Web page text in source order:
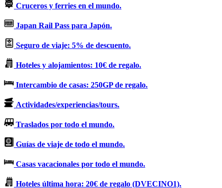
Cruceros y ferries en el mundo.
Japan Rail Pass para Japón.
Seguro de viaje: 5% de descuento.
Hoteles y alojamientos: 10€ de regalo.
Intercambio de casas: 250GP de regalo.
Actividades/experiencias/tours.
Traslados por todo el mundo.
Guías de viaje de todo el mundo.
Casas vacacionales por todo el mundo.
Hoteles última hora: 20€ de regalo (DVECINO1).